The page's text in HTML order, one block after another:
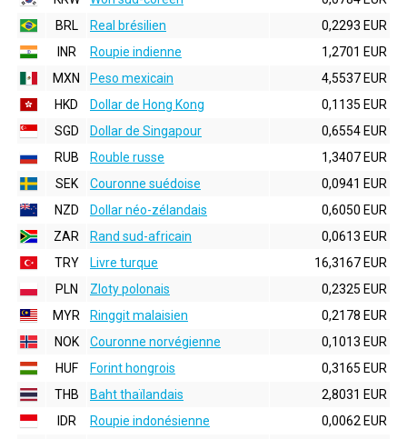
BRL
Real brésilien
0,2293 EUR
INR
Roupie indienne
1,2701 EUR
MXN
Peso mexicain
4,5537 EUR
HKD
Dollar de Hong Kong
0,1135 EUR
SGD
Dollar de Singapour
0,6554 EUR
RUB
Rouble russe
1,3407 EUR
SEK
Couronne suédoise
0,0941 EUR
NZD
Dollar néo-zélandais
0,6050 EUR
ZAR
Rand sud-africain
0,0613 EUR
TRY
Livre turque
16,3167 EUR
PLN
Zloty polonais
0,2325 EUR
MYR
Ringgit malaisien
0,2178 EUR
NOK
Couronne norvégienne
0,1013 EUR
HUF
Forint hongrois
0,3165 EUR
THB
Baht thaïlandais
2,8031 EUR
IDR
Roupie indonésienne
0,0062 EUR